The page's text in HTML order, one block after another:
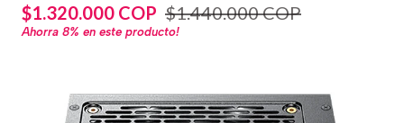
$1.320.000 COP $1.440.000 COP
Ahorra 8% en este producto!